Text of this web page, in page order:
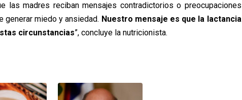
las madres reciban mensajes contradictorios o preocupaciones
generar miedo y ansiedad. Nuestro mensaje es que la lactancia
circunstancias”, concluye la nutricionista.